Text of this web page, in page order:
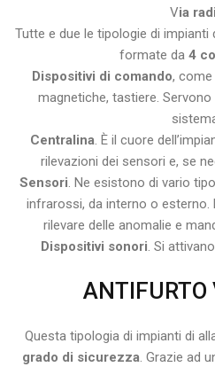
Via
Tutte e due le tipologie di impianti
formate da 4
Dispositivi di comando, come
magnetiche, tastiere.
Centralina. È il cuore
rilevazioni dei sensori e, se
Sensori. Ne esistono di vario
infrarossi, da interno o esterno.
rilevare delle anomalie e
Dispositivi sonori. Si
ANTIFURTO
Questa tipologia di impianti di
grado di sicurezza. Grazie ad